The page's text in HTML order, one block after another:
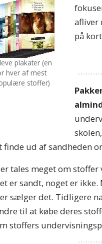
plakater (en
hver af mest
stoffer)
afliver
på
finde ud af sandheden
tales meget om stoffer
er sandt, noget er
sælger det. Tidligere
til at købe deres
stoffers
Tilmeld dig
nyheder og